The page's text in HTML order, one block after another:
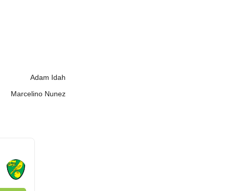
Adam Idah
Marcelino Nunez